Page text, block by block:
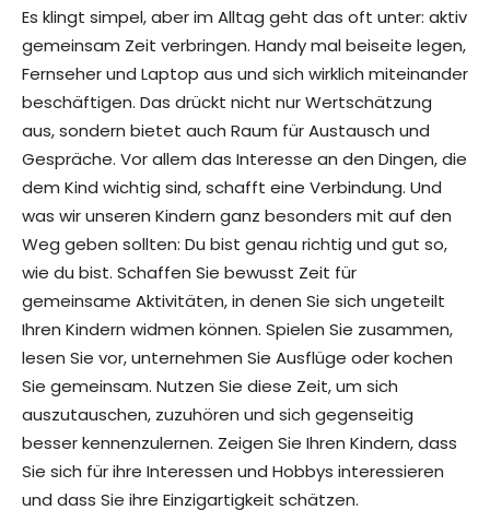
Es klingt simpel, aber im Alltag geht das oft unter: aktiv
gemeinsam Zeit verbringen. Handy mal beiseite legen,
Fernseher und Laptop aus und sich wirklich miteinander
beschäftigen. Das drückt nicht nur Wertschätzung
aus, sondern bietet auch Raum für Austausch und
Gespräche. Vor allem das Interesse an den Dingen, die
dem Kind wichtig sind, schafft eine Verbindung. Und
was wir unseren Kindern ganz besonders mit auf den
Weg geben sollten: Du bist genau richtig und gut so,
wie du bist. Schaffen Sie bewusst Zeit für
gemeinsame Aktivitäten, in denen Sie sich ungeteilt
Ihren Kindern widmen können. Spielen Sie zusammen,
lesen Sie vor, unternehmen Sie Ausflüge oder kochen
Sie gemeinsam. Nutzen Sie diese Zeit, um sich
auszutauschen, zuzuhören und sich gegenseitig
besser kennenzulernen. Zeigen Sie Ihren Kindern, dass
Sie sich für ihre Interessen und Hobbys interessieren
und dass Sie ihre Einzigartigkeit schätzen.